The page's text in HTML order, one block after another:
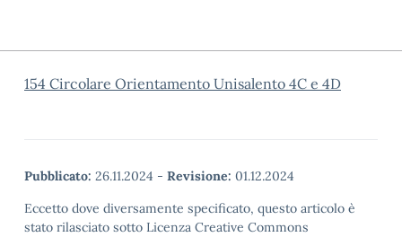
154 Circolare Orientamento Unisalento 4C e 4D
Pubblicato: 26.11.2024 - Revisione: 01.12.2024
Eccetto dove diversamente specificato, questo articolo è
stato rilasciato sotto Licenza Creative Commons